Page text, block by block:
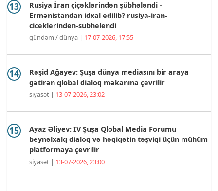
Rusiya İran çiçəklərindən şübhələndi -
Ermənistandan idxal edilib? rusiya-iran-
ciceklerinden-subhelendi
gündəm / dünya | 17-07-2026, 17:55
Rəşid Ağayev: Şuşa dünya mediasını bir araya
gətirən qlobal dialoq məkanına çevrilir
siyasət | 13-07-2026, 23:02
Ayaz Əliyev: IV Şuşa Qlobal Media Forumu
beynəlxalq dialoq və həqiqətin təşviqi üçün mühüm
platformaya çevrilir
siyasət | 13-07-2026, 23:00